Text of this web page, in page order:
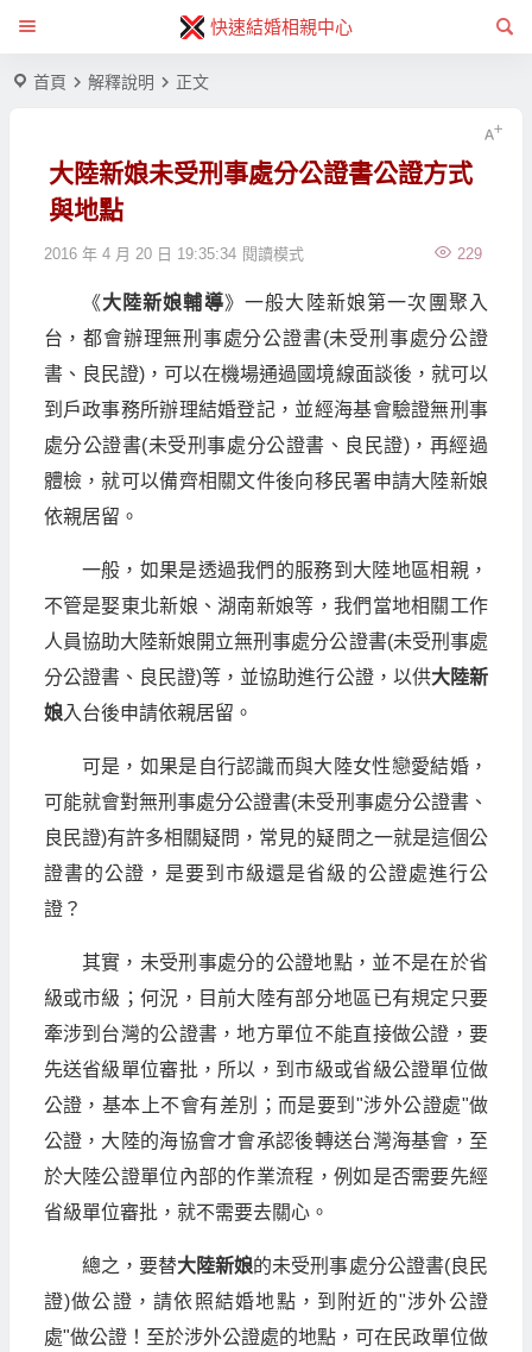
快速結婚相親中心
首頁 解釋說明 正文
大陸新娘未受刑事處分公證書公證方式
與地點
2016 年 4 月 20 日 19:35:34 229
閱讀模式
《大陸新娘輔導》一般大陸新娘第一次團聚入
台，都會辦理無刑事處分公證書(未受刑事處分公證
書、良民證)，可以在機場通過國境線面談後，就可以
到戶政事務所辦理結婚登記，並經海基會驗證無刑事
處分公證書(未受刑事處分公證書、良民證)，再經過
體檢，就可以備齊相關文件後向移民署申請大陸新娘
依親居留。
一般，如果是透過我們的服務到大陸地區相親，
不管是娶東北新娘、湖南新娘等，我們當地相關工作
人員協助大陸新娘開立無刑事處分公證書(未受刑事處
分公證書、良民證)等，並協助進行公證，以供大陸新
娘入台後申請依親居留。
可是，如果是自行認識而與大陸女性戀愛結婚，
可能就會對無刑事處分公證書(未受刑事處分公證書、
良民證)有許多相關疑問，常見的疑問之一就是這個公
證書的公證，是要到市級還是省級的公證處進行公
證？
其實，未受刑事處分的公證地點，並不是在於省
級或市級；何況，目前大陸有部分地區已有規定只要
牽涉到台灣的公證書，地方單位不能直接做公證，要
先送省級單位審批，所以，到市級或省級公證單位做
公證，基本上不會有差別；而是要到"涉外公證處"做
公證，大陸的海協會才會承認後轉送台灣海基會，至
於大陸公證單位內部的作業流程，例如是否需要先經
省級單位審批，就不需要去關心。
總之，要替大陸新娘的未受刑事處分公證書(良民
證)做公證，請依照結婚地點，到附近的"涉外公證
處"做公證！至於涉外公證處的地點，可在民政單位做